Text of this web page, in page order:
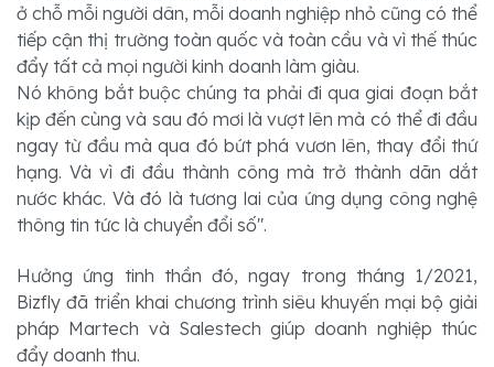
ở chỗ mỗi người dân, mỗi doanh nghiệp nhỏ cũng có thể
tiếp cận thị trường toàn quốc và toàn cầu và vì thế thúc
đẩy tất cả mọi người kinh doanh làm giàu.
Nó không bắt buộc chúng ta phải đi qua giai đoạn bắt
kịp đến cùng và sau đó mơi là vượt lên mà có thể đi đầu
ngay từ đầu mà qua đó bứt phá vươn lên, thay đổi thứ
hạng. Và vì đi đầu thành công mà trở thành dãn dắt
nước khác. Và đó là tương lai của ứng dụng công nghệ
thông tin tức là chuyển đổi số".
Hưởng ứng tinh thần đó, ngay trong tháng 1/2021,
Bizfly đã triển khai chương trình siêu khuyến mại bộ giải
pháp Martech và Salestech giúp doanh nghiệp thúc
đẩy doanh thu.